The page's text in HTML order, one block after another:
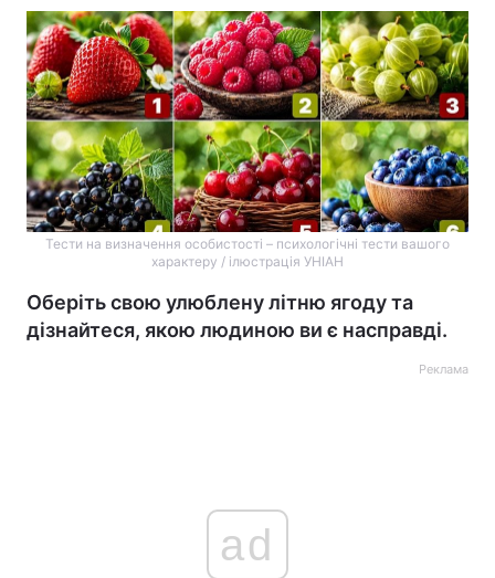
Тести на визначення особистості – психологічні тести вашого
характеру / ілюстрація УНІАН
Оберіть свою улюблену літню ягоду та
дізнайтеся, якою людиною ви є насправді.
Реклама
ad